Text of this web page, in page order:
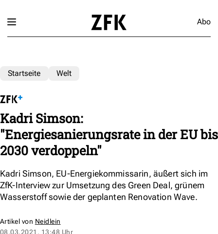
Abo
Startseite Welt
Kadri Simson:
"Energiesanierungsrate in der EU bis
2030 verdoppeln"
Kadri Simson, EU-Energiekommissarin, äußert sich im
ZfK-Interview zur Umsetzung des Green Deal, grünem
Wasserstoff sowie der geplanten Renovation Wave.
Artikel von Neidlein
08.03.2021, 13:48 Uhr